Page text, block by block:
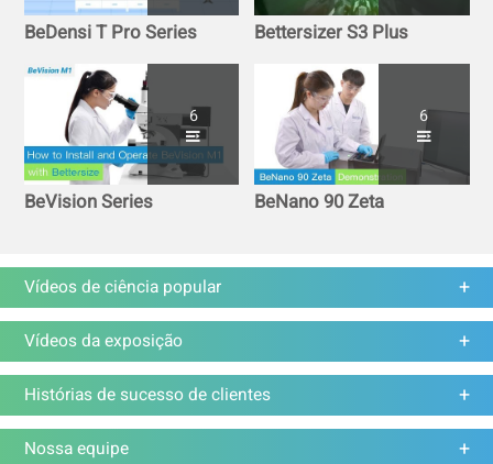
BeDensi T Pro Series Bettersizer S3 Plus
6
BeVision Series
6
BeNano 90 Zeta
Vídeos de ciência popular
Vídeos da exposição
Histórias de sucesso de clientes
Nossa equipe